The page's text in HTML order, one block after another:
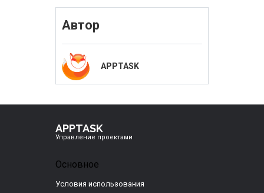
Автор
APPTASK
APPTASK
Управление проектами
Основное
Условия использования